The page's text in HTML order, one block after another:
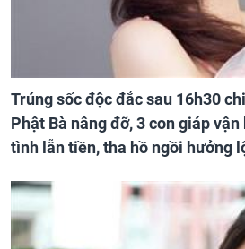
Trúng sốc độc đắc sau 16h30
Phật Bà nâng đỡ, 3 con giáp
tình lẫn tiền, tha hồ ngồi hưởng